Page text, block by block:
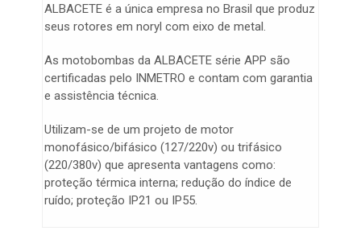
ALBACETE é a única empresa no Brasil que produz
seus rotores em noryl com eixo de metal.
As motobombas da ALBACETE série APP são
certificadas pelo INMETRO e contam com garantia
e assistência técnica.
Utilizam-se de um projeto de motor
monofásico/bifásico (127/220v) ou trifásico
(220/380v) que apresenta vantagens como:
proteção térmica interna; redução do índice de
ruído; proteção IP21 ou IP55.